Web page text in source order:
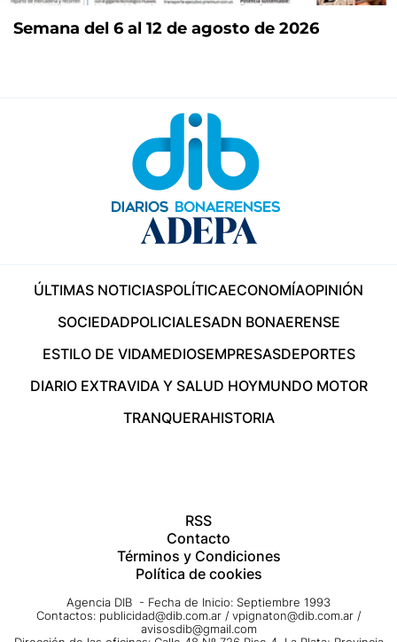
Semana del 6 al 12 de agosto de 2026
ÚLTIMAS NOTICIASPOLÍTICAECONOMÍAOPINIÓN
SOCIEDADPOLICIALESADN BONAERENSE
ESTILO DE VIDAMEDIOSEMPRESASDEPORTES
DIARIO EXTRAVIDA Y SALUD HOYMUNDO MOTOR
TRANQUERAHISTORIA
RSS
Contacto
Términos y Condiciones
Política de cookies
Agencia DIB - Fecha de Inicio: Septiembre 1993
Contactos: publicidad@dib.com.ar / vpignaton@dib.com.ar /
avisosdib@gmail.com